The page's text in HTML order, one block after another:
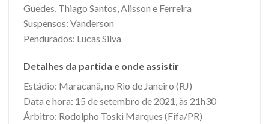
Guedes, Thiago Santos, Alisson e Ferreira
Suspensos: Vanderson
Pendurados: Lucas Silva
Detalhes da partida e onde assistir
Estádio: Maracanã, no Rio de Janeiro (RJ)
Data e hora: 15 de setembro de 2021, às 21h30
Árbitro: Rodolpho Toski Marques (Fifa/PR)